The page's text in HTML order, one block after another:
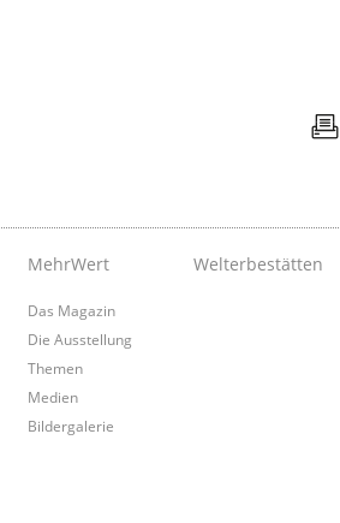
MehrWert
Das Magazin
Die Ausstellung
Themen
Medien
Bildergalerie
Welterbestätten